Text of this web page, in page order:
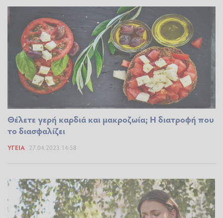
Θέλετε γερή καρδιά και μακροζωία; Η διατροφή που
το διασφαλίζει
ΥΓΕΊΑ 27.04.2023 14:58